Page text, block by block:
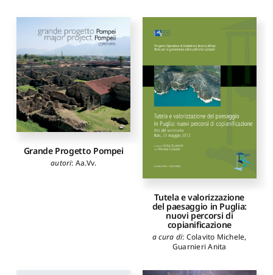
Grande Progetto Pompei
autori: Aa.Vv.
Tutela e valorizzazione
del paesaggio in Puglia:
nuovi percorsi di
copianificazione
a cura di: Colavito Michele,
Guarnieri Anita